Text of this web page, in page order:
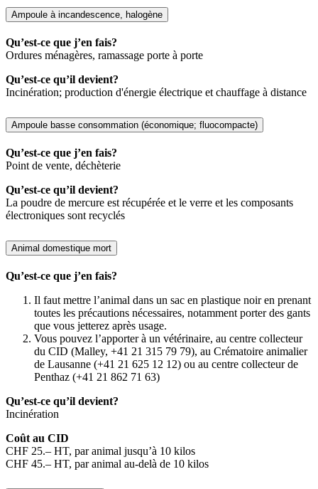
Ampoule à incandescence, halogène
Qu’est-ce que j’en fais?
Ordures ménagères, ramassage porte à porte
Qu’est-ce qu’il devient?
Incinération; production d'énergie électrique et chauffage à distance
Ampoule basse consommation (économique; fluocompacte)
Qu’est-ce que j’en fais?
Point de vente, déchèterie
Qu’est-ce qu’il devient?
La poudre de mercure est récupérée et le verre et les composants
électroniques sont recyclés
Animal domestique mort
Qu’est-ce que j’en fais?
Il faut mettre l’animal dans un sac en plastique noir en prenant
toutes les précautions nécessaires, notamment porter des gants
que vous jetterez après usage.
Vous pouvez l’apporter à un vétérinaire, au centre collecteur
du CID (Malley, +41 21 315 79 79), au Crématoire animalier
de Lausanne (+41 21 625 12 12) ou au centre collecteur de
Penthaz (+41 21 862 71 63)
Qu’est-ce qu’il devient?
Incinération
Coût au CID
CHF 25.– HT, par animal jusqu’à 10 kilos
CHF 45.– HT, par animal au-delà de 10 kilos